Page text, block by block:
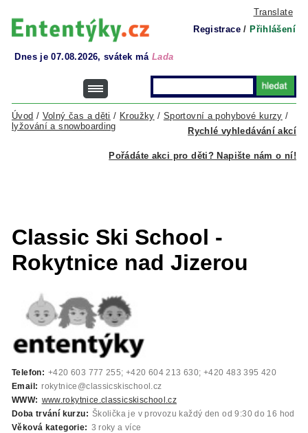
Translate
Registrace / Přihlášení
Dnes je 07.08.2026, svátek má Lada
Rychlé vyhledávání akcí
Úvod / Volný čas a děti / Kroužky / Sportovní a pohybové kurzy /
lyžování a snowboarding
Pořádáte akci pro děti? Napište nám o ní!
Classic Ski School -
Rokytnice nad Jizerou
Telefon: +420 603 777 255; +420 604 213 630; +420 483 395 420
Email: rokytnice@classicskischool.cz
WWW: www.rokytnice.classicskischool.cz
Doba trvání kurzu: Školička je v provozu každý den od 9:30 do 16 hod
Věková kategorie: 3 roky a více